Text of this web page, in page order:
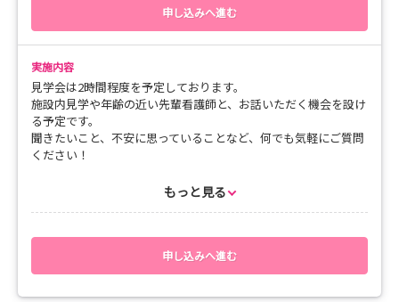
申し込みへ進む
実施内容
見学会は2時間程度を予定しております。
施設内見学や年齢の近い先輩看護師と、お話いただく機会を設け
る予定です。
聞きたいこと、不安に思っていることなど、何でも気軽にご質問
ください！
★説明会から選考までスピーディーに進行します★
○見学会の内容
もっと見る
申し込みへ進む